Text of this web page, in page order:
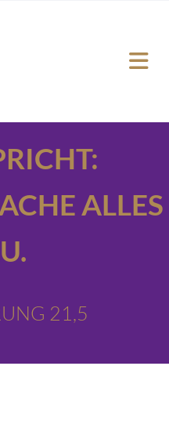
ALLES
21,5